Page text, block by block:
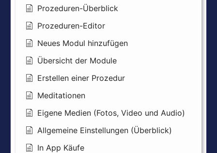
Prozeduren-Überblick
Prozeduren-Editor
Neues Modul hinzufügen
Übersicht der Module
Erstellen einer Prozedur
Meditationen
Eigene Medien (Fotos, Video und Audio)
Allgemeine Einstellungen (Überblick)
In App Käufe